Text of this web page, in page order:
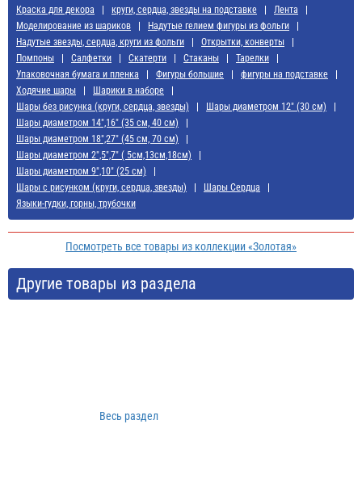
Краска для декора
круги, сердца, звезды на подставке
Лента
Моделирование из шариков
Надутые гелием фигуры из фольги
Надутые звезды, сердца, круги из фольги
Открытки, конверты
Помпоны
Салфетки Скатерти Стаканы
Тарелки
Упаковочная бумага и пленка
Фигуры большие
фигуры на подставке
Ходячие шары
Шарики в наборе
Шары без рисунка (круги, сердца, звезды)
Шары диаметром 12" (30 см)
Шары диаметром 14",16" (35 см, 40 см)
Шары диаметром 18",27" (45 см, 70 см)
Шары диаметром 2",5",7" ( 5см,13см,18см)
Шары диаметром 9",10" (25 см)
Шары с рисунком (круги, сердца, звезды)
Шары Сердца
Языки-гудки, горны, трубочки
Посмотреть все товары из коллекции «Золотая»
Другие товары из раздела
Весь раздел